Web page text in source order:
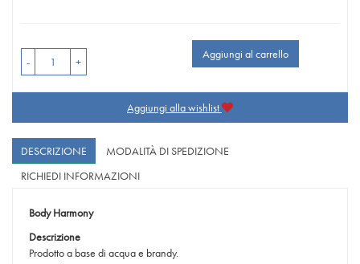
- +
Aggiungi al carrello
Aggiungi alla wishlist
DESCRIZIONE
MODALITÀ DI SPEDIZIONE
RICHIEDI INFORMAZIONI
Body Harmony
Descrizione
Prodotto a base di acqua e brandy.